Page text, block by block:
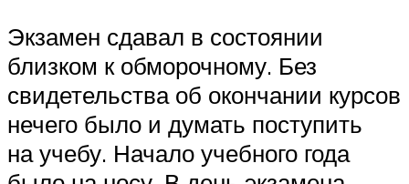
Экзамен сдавал в состоянии
близком к обморочному. Без
свидетельства об окончании курсов
нечего было и думать поступить
на учебу. Начало учебного года